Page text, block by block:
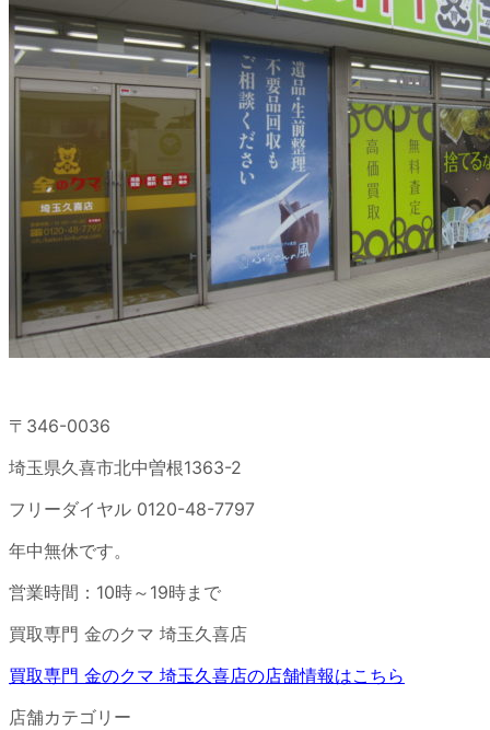
〒346-0036
埼玉県久喜市北中曽根1363-2
フリーダイヤル 0120-48-7797
年中無休です。
営業時間：10時～19時まで
買取専門 金のクマ 埼玉久喜店
買取専門 金のクマ 埼玉久喜店の店舗情報はこちら
店舗カテゴリー